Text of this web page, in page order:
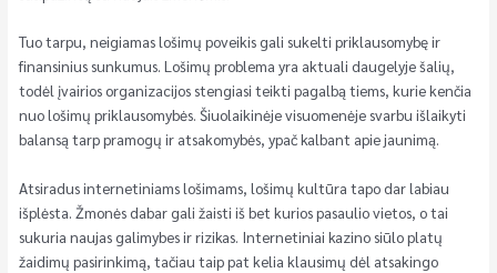
Tuo tarpu, neigiamas lošimų poveikis gali sukelti priklausomybę ir
finansinius sunkumus. Lošimų problema yra aktuali daugelyje šalių,
todėl įvairios organizacijos stengiasi teikti pagalbą tiems, kurie kenčia
nuo lošimų priklausomybės. Šiuolaikinėje visuomenėje svarbu išlaikyti
balansą tarp pramogų ir atsakomybės, ypač kalbant apie jaunimą.
Atsiradus internetiniams lošimams, lošimų kultūra tapo dar labiau
išplėsta. Žmonės dabar gali žaisti iš bet kurios pasaulio vietos, o tai
sukuria naujas galimybes ir rizikas. Internetiniai kazino siūlo platų
žaidimų pasirinkimą, tačiau taip pat kelia klausimų dėl atsakingo